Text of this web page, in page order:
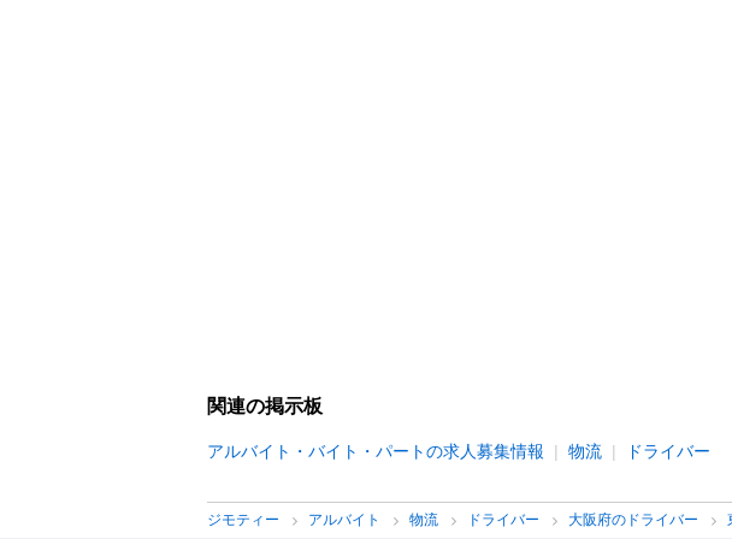
関連の掲示板
アルバイト・バイト・パートの求人募集情報 物流 ドライバー
ジモティー アルバイト 物流 ドライバー 大阪府のドライバー